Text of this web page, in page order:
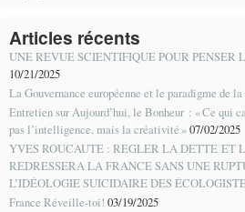
Articles récents
UNE REVUE SCIENTIFIQUE POUR PENSER
10/21/2025
La Gouvernance européenne et le paradigme de
Entretien sur Aujourd’hui, le Bonheur : « Ce qui
pas l’intelligence, mais la créativité »07/02/2025
YVES ROUCAUTE : REGLER LA DETTE ET
REDRESSERA LA FRANCE SANS UNE
L’IDÉOLOGIE SUICIDAIRE DES
France Réveille-toi! 03/19/2025